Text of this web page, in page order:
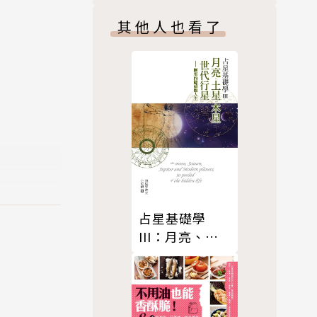
其他人也看了
占星基礎學
III：月亮、土
星、木星、世
代行星匯集的
隱藏版人生